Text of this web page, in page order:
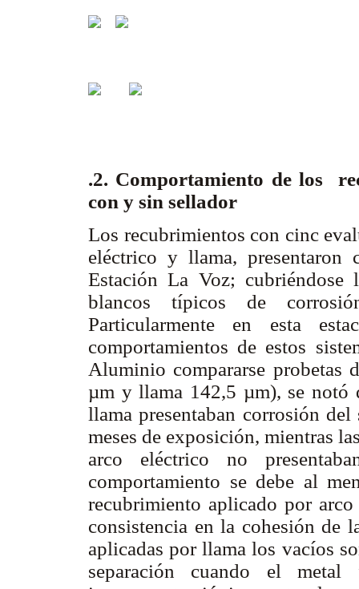
.2. Comportamiento de los
con y sin sellador
Los recubrimientos con cinc
eléctrico y llama, presentaron
Estación La Voz; cubriéndose
blancos típicos de
Particularmente en esta
comportamientos de estos
Aluminio compararse probetas
µm y llama 142,5 µm), se notó
llama presentaban corrosión
meses de exposición, mientras
arco eléctrico no
comportamiento se debe al
recubrimiento aplicado por
consistencia en la cohesión de
aplicadas por llama los vacíos
separación cuando el